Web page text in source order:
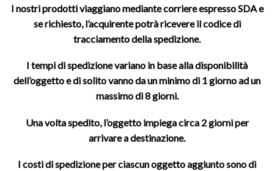
I nostri prodotti viaggiano mediante corriere espresso SDA e
se richiesto, l’acquirente potrà ricevere il codice di
tracciamento della spedizione.
I tempi di spedizione variano in base alla disponibilità
dell’oggetto e di solito vanno da un minimo di 1 giorno ad un
massimo di 8 giorni.
Una volta spedito, l’oggetto impiega circa 2 giorni per
arrivare a destinazione.
I costi di spedizione per ciascun oggetto aggiunto sono di